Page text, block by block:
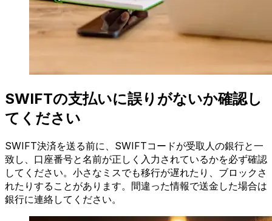
SWIFTの支払いに誤りがないか確認し
てください
SWIFT決済を送る前に、SWIFTコードが受取人の銀行と一
致し、口座番号と名前が正しく入力されているかを必ず確認
してください。小さなミスでも移行が遅れたり、ブロックさ
れたりすることがあります。間違った情報で送金した場合は
銀行に連絡してください。